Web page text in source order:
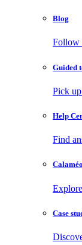
Blog
Follow
Guided
Pick
Help
Find
Case